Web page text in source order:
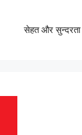
सेहत और सुन्दरता